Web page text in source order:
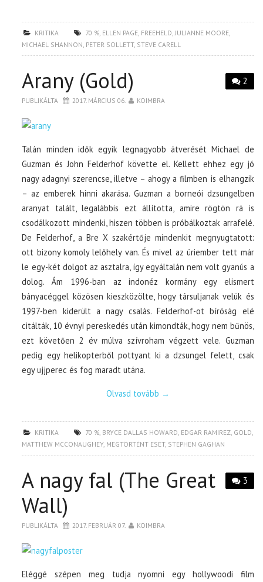
KRITIKA 70 % ELLEN PAGE FREEHELD JULIANNE MOORE
MICHAEL SHANNON PETER SOLLETT, STEVE CARELL
2
Arany (Gold)
PUBLIKÁLTA 2017. MÁRCIUS 06. KOIMBRA
Talán minden idők egyik legnagyobb átverését Michael de
Guzman és John Felderhof követte el. Kellett ehhez egy jó
nagy adagnyi szerencse, illetve – ahogy a filmben is elhangzik
– az emberek hinni akarása. Guzman a borneói dzsungelben
aranyat talált, legalábbis ezt állította, amire rögtön rá is
csodálkozott mindenki, hiszen többen is próbálkoztak arrafelé.
De Felderhof, a Bre X szakértője mindenkit megnyugtatott:
ott bizony komoly lelőhely van. És mivel az úriember tett már
le egy-két dolgot az asztalra, így egyáltalán nem volt gyanús a
dolog. Ám 1996-ban az indonéz kormány egy elismert
bányacéggel közösen kieszközölte, hogy társuljanak velük és
1997-ben kiderült a nagy csalás. Felderhof-ot bíróság elé
citálták, 10 évnyi pereskedés után kimondták, hogy nem bűnös,
ezt követően 2 év múlva szívroham végzett vele. Guzman
pedig egy helikopterből pottyant ki a dzsungel felett, csak
egy ujjperec és fog maradt utána.
Olvasd tovább →
KRITIKA 70 % BRYCE DALLAS HOWARD EDGAR RAMIREZ GOLD
MATTHEW MCCONAUGHEY, MEGTÖRTÉNT ESET, STEPHEN GAGHAN
3
A nagy fal (The Great
Wall)
PUBLIKÁLTA 2017. FEBRUÁR 07. KOIMBRA
Eléggé szépen meg tudja nyomni egy hollywoodi film